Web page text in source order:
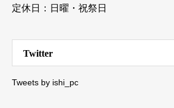
定休日：日曜・祝祭日
Twitter
Tweets by ishi_pc